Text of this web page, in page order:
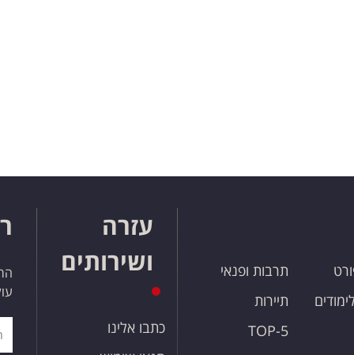
תרבות ופנאי
תיירות
TOP-5
עזרה
ושירותים
כתבו אלינו